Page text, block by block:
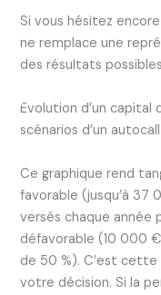
Si vous hésitez
ne remplace une
des résultats
Évolution d’un
scénarios d’un
Ce graphique rend
favorable (jusqu’à
versés chaque année
défavorable (10 000
de 50 %). C’est
votre décision. Si la